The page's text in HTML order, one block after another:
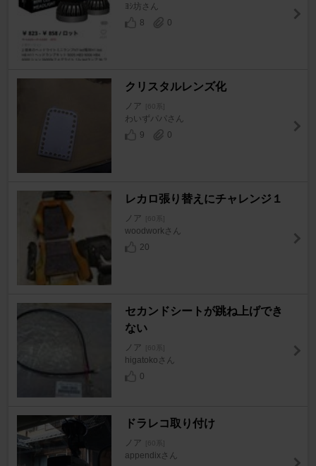
ﾖｼ坊さん
8
0
クリスタルレンズ化
ノア [60系]
わいずパパさん
9
0
レカロ張り替えにチャレンジ１
ノア [60系]
woodworkさん
20
セカンドシートが跳ね上げでき
ない
ノア [60系]
higatokoさん
0
ドラレコ取り付け
ノア [60系]
appendixさん